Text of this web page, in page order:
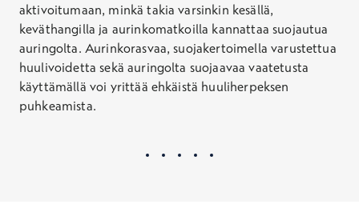
aktivoitumaan, minkä takia varsinkin kesällä,
keväthangilla ja aurinkomatkoilla kannattaa suojautua
auringolta. Aurinkorasvaa, suojakertoimella varustettua
huulivoidetta sekä auringolta suojaavaa vaatetusta
käyttämällä voi yrittää ehkäistä huuliherpeksen
puhkeamista.